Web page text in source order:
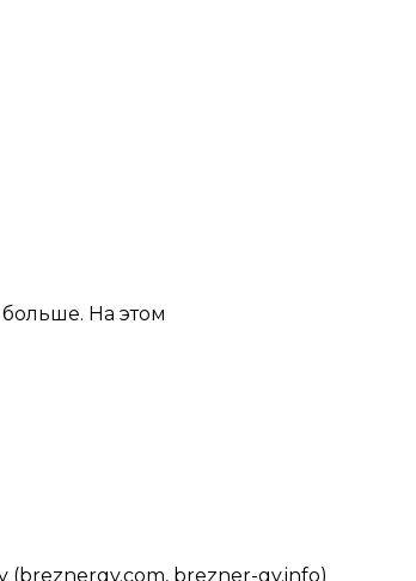
На этом
brezner-gy.info)